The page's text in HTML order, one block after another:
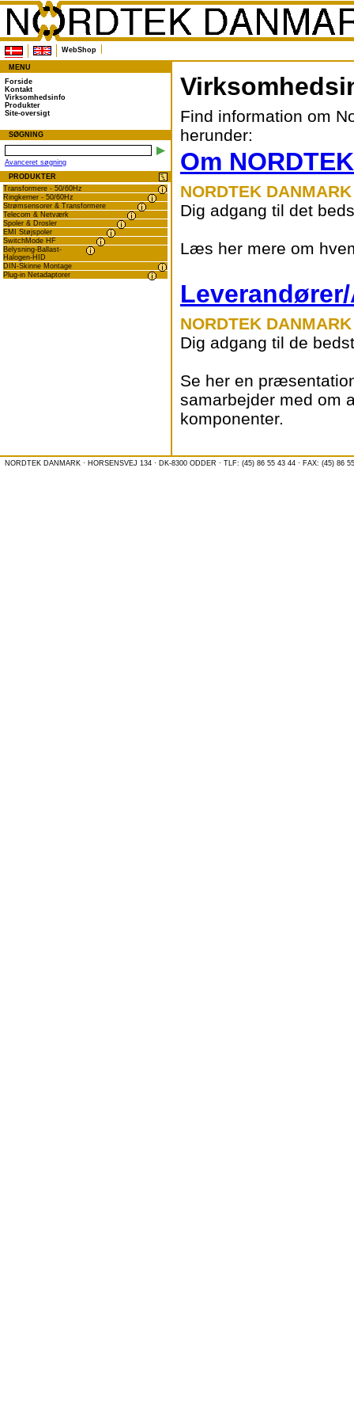
WebShop
MENU
Forside
Kontakt
Virksomhedsinfo
Produkter
Site-oversigt
SØGNING
Avanceret søgning
PRODUKTER
Transformere - 50/60Hz
Ringkerner - 50/60Hz
Strømsensorer & Transformere
Telecom & Netværk
Spoler & Drosler
EMI Støjspoler
SwitchMode HF
Belysning-Ballast-
Halogen-HID
DIN-Skinne Montage
Plug-in Netadaptorer
Find information om
herunder:
Om
NORDTEK DANMARK
Dig adgang til det
Læs her mere om
NORDTEK DANMARK
Dig adgang til de
Se her en
samarbejder med om
komponenter.
NORDTEK DANMARK · HORSENSVEJ 134 · DK-8300 ODDER · TLF: (45) 86 55 43 44 · FAX: (45) 86